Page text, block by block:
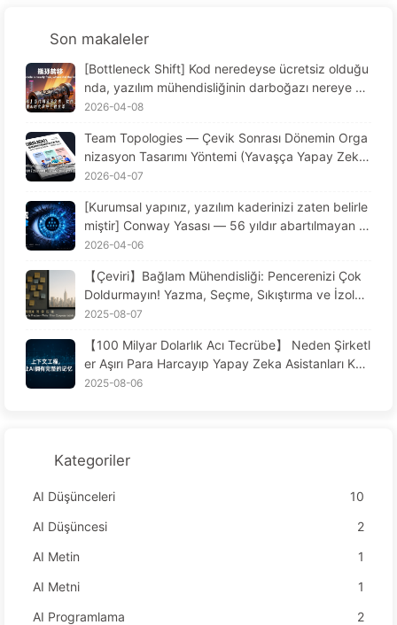
Son makaleler
[Bottleneck Shift] Kod neredeyse ücretsiz olduğu
nda, yazılım mühendisliğinin darboğazı nereye git
ti? AI Çağı Yazılım Mühendisliği Değişimi — Yavaş
2026-04-08
Team Topologies — Çevik Sonrası Dönemin Orga
nizasyon Tasarımı Yöntemi (Yavaşça Yapay Zekâ
Öğren 172)
2026-04-07
[Kurumsal yapınız, yazılım kaderinizi zaten belirle
miştir] Conway Yasası — 56 yıldır abartılmayan y
önetim ilkesi AI çağındaki yazılım mühendisliği de
2026-04-06
【Çeviri】Bağlam Mühendisliği: Pencerenizi Çok
Doldurmayın! Yazma, Seçme, Sıkıştırma ve İzolas
yonda Dikkatli Olun, Gürültüyü Dışarıda Tutun—Y
2025-08-07
【100 Milyar Dolarlık Acı Tecrübe】 Neden Şirketl
er Aşırı Para Harcayıp Yapay Zeka Asistanları Kur
duklarında, Kritik Anlarda "Unutuyor"? Rakipleri N
2025-08-06
Kategoriler
AI Düşünceleri
10
AI Düşüncesi
2
AI Metin
1
AI Metni
1
AI Programlama
2